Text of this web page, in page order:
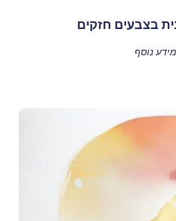
בצבעים חזקים
מידע נוסף